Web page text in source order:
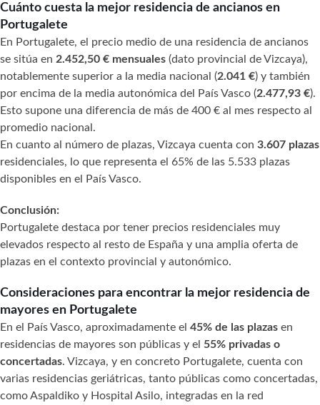
Cuánto cuesta la mejor residencia de ancianos en
Portugalete
En Portugalete, el precio medio de una residencia de ancianos
se sitúa en 2.452,50 € mensuales (dato provincial de Vizcaya),
notablemente superior a la media nacional (2.041 €) y también
por encima de la media autonómica del País Vasco (2.477,93 €).
Esto supone una diferencia de más de 400 € al mes respecto al
promedio nacional.
En cuanto al número de plazas, Vizcaya cuenta con 3.607 plazas
residenciales, lo que representa el 65% de las 5.533 plazas
disponibles en el País Vasco.
Conclusión:
Portugalete destaca por tener precios residenciales muy
elevados respecto al resto de España y una amplia oferta de
plazas en el contexto provincial y autonómico.
Consideraciones para encontrar la mejor residencia de
mayores en Portugalete
En el País Vasco, aproximadamente el 45% de las plazas en
residencias de mayores son públicas y el 55% privadas o
concertadas. Vizcaya, y en concreto Portugalete, cuenta con
varias residencias geriátricas, tanto públicas como concertadas,
como Aspaldiko y Hospital Asilo, integradas en la red